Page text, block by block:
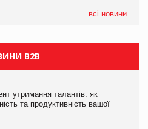
всі новини
B2B
утримання талантів: як
та продуктивність вашої